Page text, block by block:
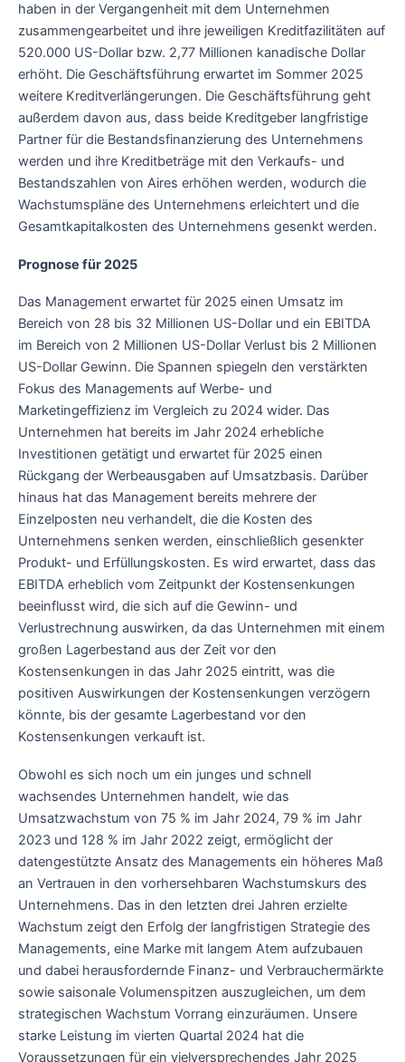
haben in der Vergangenheit mit dem Unternehmen
zusammengearbeitet und ihre jeweiligen Kreditfazilitäten auf
520.000 US-Dollar bzw. 2,77 Millionen kanadische Dollar
erhöht. Die Geschäftsführung erwartet im Sommer 2025
weitere Kreditverlängerungen. Die Geschäftsführung geht
außerdem davon aus, dass beide Kreditgeber langfristige
Partner für die Bestandsfinanzierung des Unternehmens
werden und ihre Kreditbeträge mit den Verkaufs- und
Bestandszahlen von Aires erhöhen werden, wodurch die
Wachstumspläne des Unternehmens erleichtert und die
Gesamtkapitalkosten des Unternehmens gesenkt werden.
Prognose für 2025
Das Management erwartet für 2025 einen Umsatz im
Bereich von 28 bis 32 Millionen US-Dollar und ein EBITDA
im Bereich von 2 Millionen US-Dollar Verlust bis 2 Millionen
US-Dollar Gewinn. Die Spannen spiegeln den verstärkten
Fokus des Managements auf Werbe- und
Marketingeffizienz im Vergleich zu 2024 wider. Das
Unternehmen hat bereits im Jahr 2024 erhebliche
Investitionen getätigt und erwartet für 2025 einen
Rückgang der Werbeausgaben auf Umsatzbasis. Darüber
hinaus hat das Management bereits mehrere der
Einzelposten neu verhandelt, die die Kosten des
Unternehmens senken werden, einschließlich gesenkter
Produkt- und Erfüllungskosten. Es wird erwartet, dass das
EBITDA erheblich vom Zeitpunkt der Kostensenkungen
beeinflusst wird, die sich auf die Gewinn- und
Verlustrechnung auswirken, da das Unternehmen mit einem
großen Lagerbestand aus der Zeit vor den
Kostensenkungen in das Jahr 2025 eintritt, was die
positiven Auswirkungen der Kostensenkungen verzögern
könnte, bis der gesamte Lagerbestand vor den
Kostensenkungen verkauft ist.
Obwohl es sich noch um ein junges und schnell
wachsendes Unternehmen handelt, wie das
Umsatzwachstum von 75 % im Jahr 2024, 79 % im Jahr
2023 und 128 % im Jahr 2022 zeigt, ermöglicht der
datengestützte Ansatz des Managements ein höheres Maß
an Vertrauen in den vorhersehbaren Wachstumskurs des
Unternehmens. Das in den letzten drei Jahren erzielte
Wachstum zeigt den Erfolg der langfristigen Strategie des
Managements, eine Marke mit langem Atem aufzubauen
und dabei herausfordernde Finanz- und Verbrauchermärkte
sowie saisonale Volumenspitzen auszugleichen, um dem
strategischen Wachstum Vorrang einzuräumen. Unsere
starke Leistung im vierten Quartal 2024 hat die
Voraussetzungen für ein vielversprechendes Jahr 2025